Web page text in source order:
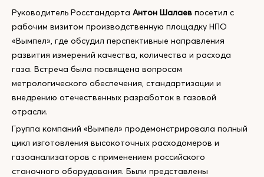
Руководитель Росстандарта Антон Шалаев посетил с
рабочим визитом производственную площадку НПО
«Вымпел», где обсудил перспективные направления
развития измерений качества, количества и расхода
газа. Встреча была посвящена вопросам
метрологического обеспечения, стандартизации и
внедрению отечественных разработок в газовой
отрасли.
Группа компаний «Вымпел» продемонстрировала полный
цикл изготовления высокоточных расходомеров и
газоанализаторов с применением российского
станочного оборудования. Были представлены